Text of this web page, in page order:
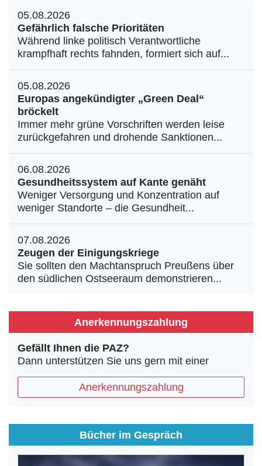
05.08.2026
Gefährlich falsche Prioritäten
Während linke politisch Verantwortliche
krampfhaft rechts fahnden, formiert sich auf...
05.08.2026
Europas angekündigter „Green Deal“
bröckelt
Immer mehr grüne Vorschriften werden leise
zurückgefahren und drohende Sanktionen...
06.08.2026
Gesundheitssystem auf Kante genäht
Weniger Versorgung und Konzentration auf
weniger Standorte – die Gesundheit...
07.08.2026
Zeugen der Einigungskriege
Sie sollten den Machtanspruch Preußens über
den südlichen Ostseeraum demonstrieren...
Anerkennungszahlung
Gefällt Ihnen die PAZ?
Dann unterstützen Sie uns gern mit einer
Anerkennungszahlung
Bücher im Gespräch